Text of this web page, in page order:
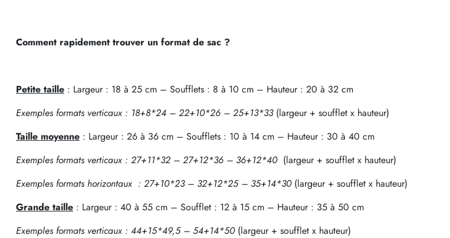
Comment rapidement trouver un format de sac ?
Petite taille : Largeur : 18 à 25 cm – Soufflets : 8 à 10 cm – Hauteur : 20 à 32 cm
Exemples formats verticaux : 18+8*24 – 22+10*26 – 25+13*33 (largeur + soufflet x hauteur)
Taille moyenne : Largeur : 26 à 36 cm – Soufflets : 10 à 14 cm – Hauteur : 30 à 40 cm
Exemples formats verticaux : 27+11*32 – 27+12*36 – 36+12*40 (largeur + soufflet x hauteur)
Exemples formats horizontaux : 27+10*23 – 32+12*25 – 35+14*30(largeur + soufflet x hauteur)
Grande taille : Largeur : 40 à 55 cm – Soufflet : 12 à 15 cm – Hauteur : 35 à 50 cm
Exemples formats verticaux : 44+15*49,5 – 54+14*50 (largeur + soufflet x hauteur)